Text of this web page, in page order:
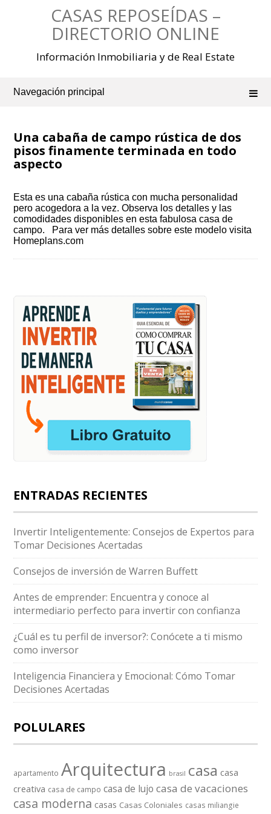
CASAS REPOSEÍDAS –
DIRECTORIO ONLINE
Información Inmobiliaria y de Real Estate
Navegación principal
Una cabaña de campo rústica de dos
pisos finamente terminada en todo
aspecto
Esta es una cabaña rústica con mucha personalidad
pero acogedora a la vez. Observa los detalles y las
comodidades disponibles en esta fabulosa casa de
campo. Para ver más detalles sobre este modelo visita
Homeplans.com
ENTRADAS RECIENTES
Invertir Inteligentemente: Consejos de Expertos para
Tomar Decisiones Acertadas
Consejos de inversión de Warren Buffett
Antes de emprender: Encuentra y conoce al
intermediario perfecto para invertir con confianza
¿Cuál es tu perfil de inversor?: Conócete a ti mismo
como inversor
Inteligencia Financiera y Emocional: Cómo Tomar
Decisiones Acertadas
POLULARES
apartamento Arquitectura brasil casa casa
creativa casa de campo casa de lujo casa de vacaciones
casa moderna casas Casas Coloniales casas miliangie